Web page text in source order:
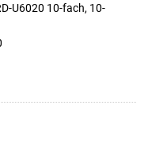
U6020 10-fach, 10-